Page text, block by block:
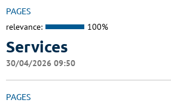
PAGES
relevance: 100%
Services
30/04/2026 09:50
PAGES